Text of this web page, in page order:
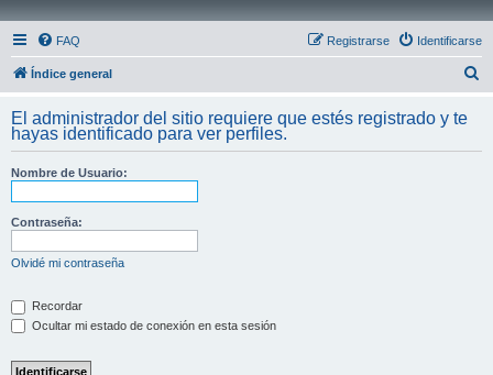
FAQ Identificarse
Registrarse
Índice general
c
El administrador del sitio requiere que estés registrado y te
hayas identificado para ver perfiles.
Nombre de Usuario:
Contraseña:
Olvidé mi contraseña
Recordar
Ocultar mi estado de conexión en esta sesión